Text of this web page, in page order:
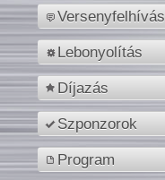
Versenyfelhívás
Lebonyolítás
Díjazás
Szponzorok
Program